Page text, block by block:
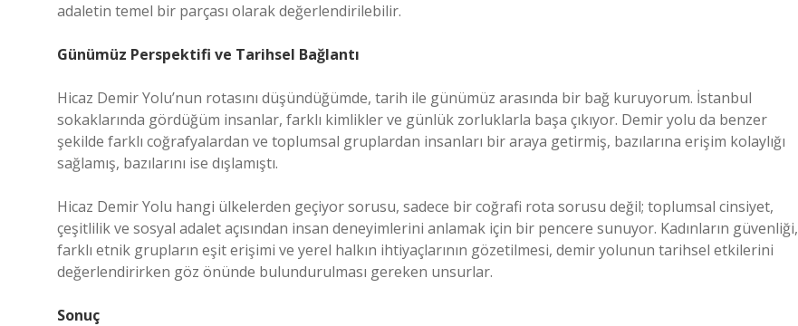
adaletin temel bir parçası olarak değerlendirilebilir.
Günümüz Perspektifi ve Tarihsel Bağlantı
Hicaz Demir Yolu’nun rotasını düşündüğümde, tarih ile günümüz arasında bir bağ kuruyorum. İstanbul
sokaklarında gördüğüm insanlar, farklı kimlikler ve günlük zorluklarla başa çıkıyor. Demir yolu da benzer
şekilde farklı coğrafyalardan ve toplumsal gruplardan insanları bir araya getirmiş, bazılarına erişim kolaylığı
sağlamış, bazılarını ise dışlamıştı.
Hicaz Demir Yolu hangi ülkelerden geçiyor sorusu, sadece bir coğrafi rota sorusu değil; toplumsal cinsiyet,
çeşitlilik ve sosyal adalet açısından insan deneyimlerini anlamak için bir pencere sunuyor. Kadınların güvenliği,
farklı etnik grupların eşit erişimi ve yerel halkın ihtiyaçlarının gözetilmesi, demir yolunun tarihsel etkilerini
değerlendirirken göz önünde bulundurulması gereken unsurlar.
Sonuç